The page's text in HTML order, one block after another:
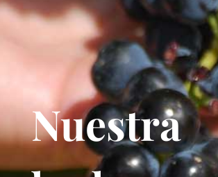
Nuestra